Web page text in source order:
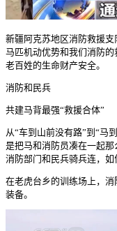
新疆阿克苏地区消防救援
马匹机动优势和我们消防
老百姓的生命财产安全。
消防和民兵
共建马背最强“救援合体”
从“车到山前没有路”到“马
是把马和消防员凑在一起那
消防部门和民兵骑兵连，如
在老虎台乡的训练场上，
装备。